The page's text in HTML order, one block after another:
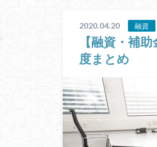
2020.04.20 融資
【融資・補
度まとめ